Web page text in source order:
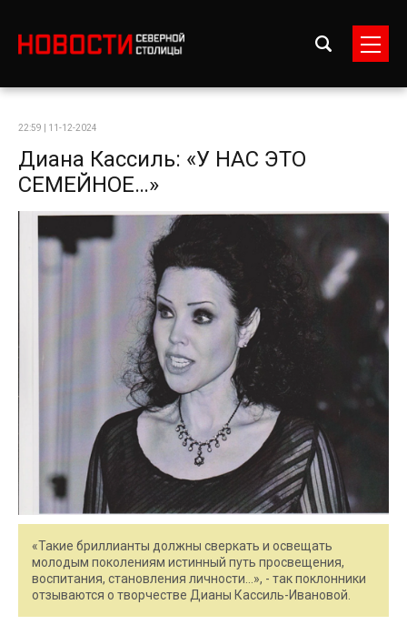
22:59 | 11-12-2024
Диана Кассиль: «У НАС ЭТО
СЕМЕЙНОЕ…»
«Такие бриллианты должны сверкать и освещать
молодым поколениям истинный путь просвещения,
воспитания, становления личности…», - так поклонники
отзываются о творчестве Дианы Кассиль-Ивановой.